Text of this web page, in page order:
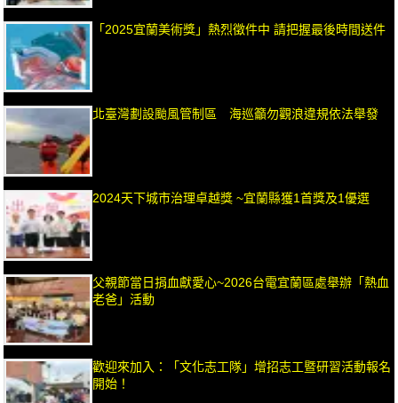
「2025宜蘭美術獎」熱烈徵件中 請把握最後時間送件
北臺灣劃設颱風管制區 海巡籲勿觀浪違規依法舉發
2024天下城市治理卓越獎 ~宜蘭縣獲1首獎及1優選
父親節當日捐血獻愛心~2026台電宜蘭區處舉辦「熱血
老爸」活動
歡迎來加入：「文化志工隊」增招志工暨研習活動報名
開始！